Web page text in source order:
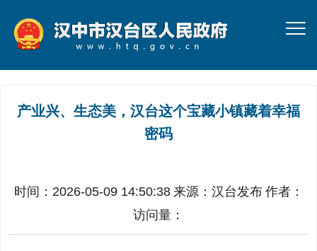
产业兴、生态美，汉台这个宝藏小镇藏着幸福
密码
时间：2026-05-09 14:50:38 来源： 汉台发布 作者：
访问量：